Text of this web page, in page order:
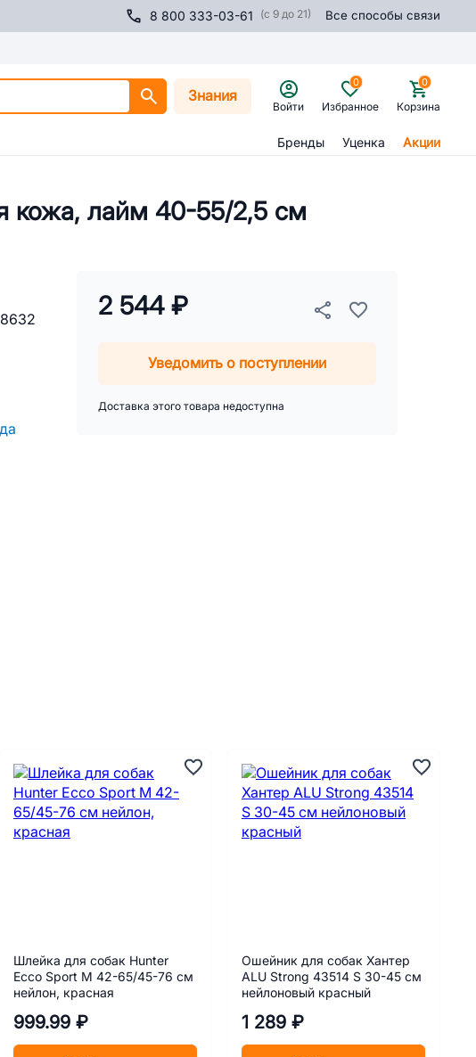
8 800 333-03-61 (с 9 до 21) Все способы связи
Знания
Войти Избранное
0
Корзина
0
Бренды Уценка Акции
кожа, лайм 40-55/2,5 см
2 544 ₽
Уведомить о поступлении
Доставка этого товара недоступна
Шлейка для собак Hunter
Ecco Sport M 42-65/45-76 см
нейлон, красная
999.99 ₽
Ошейник для собак Хантер
ALU Strong 43514 S 30-45 см
нейлоновый красный
1 289 ₽